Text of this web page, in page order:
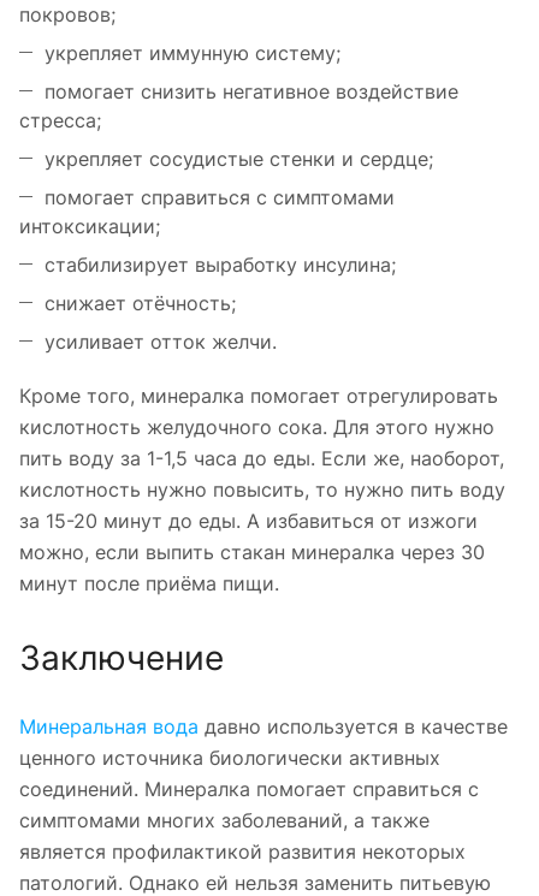
покровов;
укрепляет иммунную систему;
помогает снизить негативное воздействие
стресса;
укрепляет сосудистые стенки и сердце;
помогает справиться с симптомами
интоксикации;
стабилизирует выработку инсулина;
снижает отёчность;
усиливает отток желчи.
Кроме того, минералка помогает отрегулировать
кислотность желудочного сока. Для этого нужно
пить воду за 1-1,5 часа до еды. Если же, наоборот,
кислотность нужно повысить, то нужно пить воду
за 15-20 минут до еды. А избавиться от изжоги
можно, если выпить стакан минералка через 30
минут после приёма пищи.
Заключение
Минеральная вода давно используется в качестве
ценного источника биологически активных
соединений. Минералка помогает справиться с
симптомами многих заболеваний, а также
является профилактикой развития некоторых
патологий. Однако ей нельзя заменить питьевую